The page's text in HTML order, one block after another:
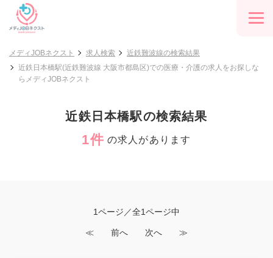
メディJOBネクスト 求人検索
近鉄難波線の検索結果
近鉄日本橋駅(近鉄難波線 大阪市都島区)での医療・介護の求人をお探しな
らメディJOBネクスト
近鉄日本橋駅の検索結果
1件 の求人があります
1ページ／全1ページ中
≪ 前へ 次へ ≫